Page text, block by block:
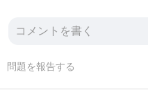
問題を報告する